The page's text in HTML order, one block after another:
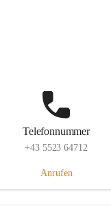
Telefonnummer
+43 5523 64712
Anrufen